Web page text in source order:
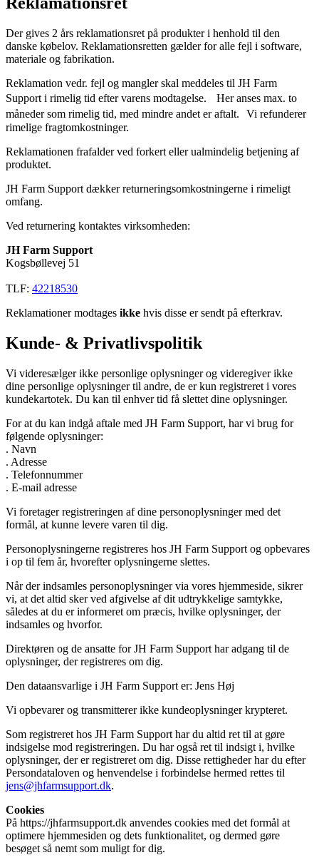
Der gives 2 års reklamationsret på produkter i henhold til den
danske købelov. Reklamationsretten gælder for alle fejl i software,
materiale og fabrikation.
Reklamation vedr. fejl og mangler skal meddeles til JH Farm
Support i rimelig tid efter varens modtagelse. Her anses max. to
måneder som rimelig tid, med mindre andet er aftalt. Vi refunderer
rimelige fragtomkostninger.
Reklamationen frafalder ved forkert eller ualmindelig betjening af
produktet.
JH Farm Support dækker returneringsomkostningerne i rimeligt
omfang.
Ved returnering kontaktes virksomheden:
JH Farm Support
Kogsbøllevej 51
TLF: 42218530
Reklamationer modtages ikke hvis disse er sendt på efterkrav.
Kunde- & Privatlivspolitik
Vi videresælger ikke personlige oplysninger og videregiver ikke
dine personlige oplysninger til andre, de er kun registreret i vores
kundekartotek. Du kan til enhver tid få slettet dine oplysninger.
For at du kan indgå aftale med JH Farm Support, har vi brug for
følgende oplysninger:
. Navn
. Adresse
. Telefonnummer
. E-mail adresse
Vi foretager registreringen af dine personoplysninger med det
formål, at kunne levere varen til dig.
Personoplysningerne registreres hos JH Farm Support og opbevares
i op til fem år, hvorefter oplysningerne slettes.
Når der indsamles personoplysninger via vores hjemmeside, sikrer
vi, at det altid sker ved afgivelse af dit udtrykkelige samtykke,
således at du er informeret om præcis, hvilke oplysninger, der
indsamles og hvorfor.
Direktøren og de ansatte for JH Farm Support har adgang til de
oplysninger, der registreres om dig.
Den dataansvarlige i JH Farm Support er: Jens Høj
Vi opbevarer og transmitterer ikke kundeoplysninger krypteret.
Som registreret hos JH Farm Support har du altid ret til at gøre
indsigelse mod registreringen. Du har også ret til indsigt i, hvilke
oplysninger, der er registreret om dig. Disse rettigheder har du efter
Persondataloven og henvendelse i forbindelse hermed rettes til
jens@jhfarmsupport.dk.
Cookies
På https://jhfarmsupport.dk anvendes cookies med det formål at
optimere hjemmesiden og dets funktionalitet, og dermed gøre
besøget så nemt som muligt for dig.